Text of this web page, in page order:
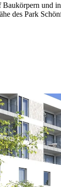
und
des Park